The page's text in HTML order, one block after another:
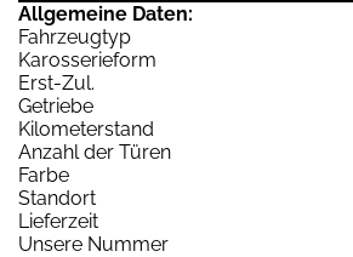
Allgemeine Daten:
Fahrzeugtyp
Karosserieform
Erst-Zul.
Getriebe
Kilometerstand
Anzahl der Türen
Farbe
Standort
Lieferzeit
Unsere Nummer